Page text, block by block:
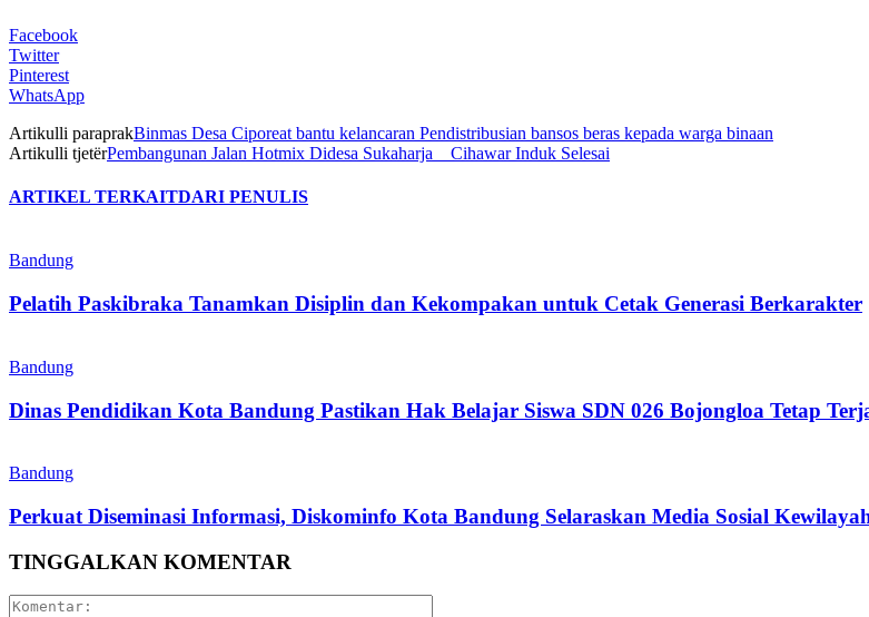
Facebook
Twitter
Pinterest
WhatsApp
Artikulli paraprakBinmas Desa Ciporeat bantu kelancaran Pendistribusian bansos beras kepada warga binaan
Artikulli tjetërPembangunan Jalan Hotmix Didesa Sukaharja _ Cihawar Induk Selesai
ARTIKEL TERKAITDARI PENULIS
Bandung
Pelatih Paskibraka Tanamkan Disiplin dan Kekompakan untuk Cetak Generasi Berkarakter
Bandung
Dinas Pendidikan Kota Bandung Pastikan Hak Belajar Siswa SDN 026 Bojongloa Tetap
Bandung
Perkuat Diseminasi Informasi, Diskominfo Kota Bandung Selaraskan Media Sosial
TINGGALKAN KOMENTAR